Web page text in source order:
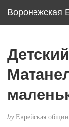
Воронежская
by Еврейская